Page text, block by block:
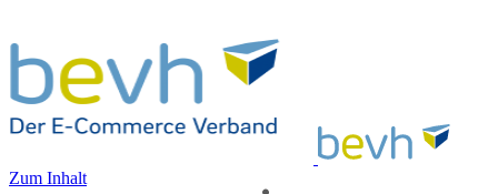
Zum Inhalt